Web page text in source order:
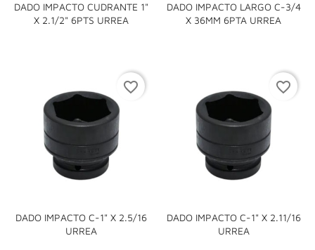
DADO IMPACTO CUDRANTE 1"
X 2.1/2" 6PTS URREA
DADO IMPACTO LARGO C-3/4
X 36MM 6PTA URREA
DADO IMPACTO C-1" X 2.5/16
URREA
favorite_border
DADO IMPACTO C-1" X 2.11/16
URREA
favorite_border